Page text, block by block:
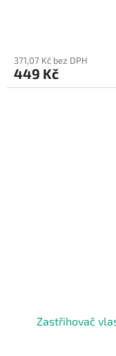
371,07 Kč bez DPH
449 Kč
Zastřihovač